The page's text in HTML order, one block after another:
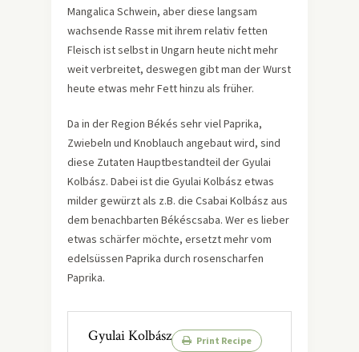
Mangalica Schwein, aber diese langsam
wachsende Rasse mit ihrem relativ fetten
Fleisch ist selbst in Ungarn heute nicht mehr
weit verbreitet, deswegen gibt man der Wurst
heute etwas mehr Fett hinzu als früher.
Da in der Region Békés sehr viel Paprika,
Zwiebeln und Knoblauch angebaut wird, sind
diese Zutaten Hauptbestandteil der Gyulai
Kolbász. Dabei ist die Gyulai Kolbász etwas
milder gewürzt als z.B. die Csabai Kolbász aus
dem benachbarten Békéscsaba. Wer es lieber
etwas schärfer möchte, ersetzt mehr vom
edelsüssen Paprika durch rosenscharfen
Paprika.
Gyulai Kolbász Print Recipe